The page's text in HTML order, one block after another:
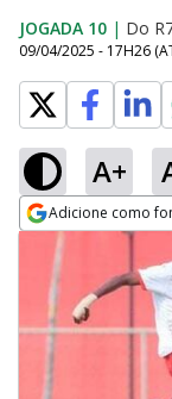
JOGADA 10 | Do
09/04/2025 - 17H26
A+
Adicione como
Opens in new